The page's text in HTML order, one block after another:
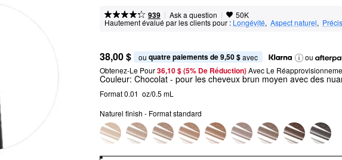
939 | Ask a question | 50K
Hautement évalué par les clients pour : Longévité, Aspect naturel,
38,00 $ ou quatre paiements de 9,50 $ avec
ou
Obtenez-Le Pour36,10 $ (5% De Réduction) Avec Le
Couleur: Chocolat - pour les cheveux brun moyen avec des
Format 0.01  oz/0.5 mL
Naturel finish - Format standard